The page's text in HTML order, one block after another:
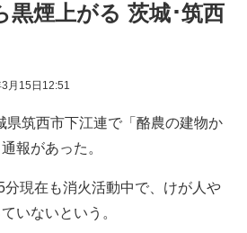
黒煙上がる 茨城･筑西
月15日12:51
県筑西市下江連で「酪農の建物か
報があった。
現在も消火活動中で、けが人や
いないという。